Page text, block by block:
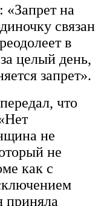
на
связан
в
целый день,
запрет».
что
не
не
как с
приняла